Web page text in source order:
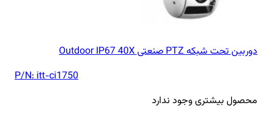
دوربین تحت شبکه PTZ صنعتی Outdoor IP67 40X
P/N:itt-ci1750
محصول بیشتری وجود ندارد